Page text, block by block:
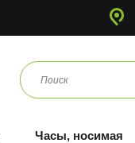
Часы, носимая